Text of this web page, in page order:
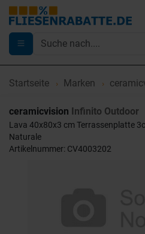
Startseite Marken
ceramicvision Infinito Outdoor
Lava 40x80x3 cm Terrassenplatte
Naturale
Artikelnummer: CV4003202